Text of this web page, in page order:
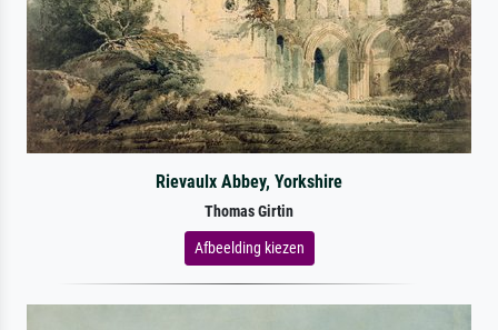
Rievaulx Abbey, Yorkshire
Thomas Girtin
Afbeelding kiezen